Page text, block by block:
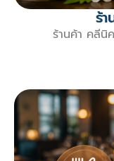
ร้
ร้านค้า คลีนิ